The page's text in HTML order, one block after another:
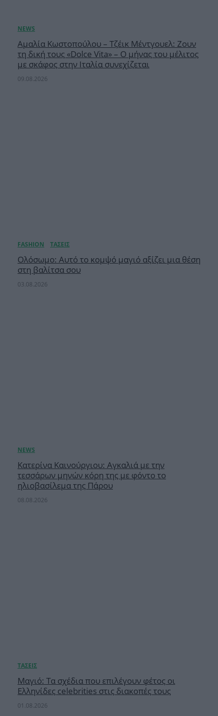
Αμαλία Κωστοπούλου – Τζέικ Μέντγουελ: Ζουν
τη δική τους «Dolce Vita» – Ο μήνας του μέλιτος
με σκάφος στην Ιταλία συνεχίζεται
09.08.2026
Ολόσωμο: Αυτό το κομψό μαγιό αξίζει μια θέση
στη βαλίτσα σου
03.08.2026
Κατερίνα Καινούργιου: Αγκαλιά με την
τεσσάρων μηνών κόρη της με φόντο το
ηλιοβασίλεμα της Πάρου
08.08.2026
Μαγιό: Τα σχέδια που επιλέγουν φέτος οι
Ελληνίδες celebrities στις διακοπές τους
01.08.2026